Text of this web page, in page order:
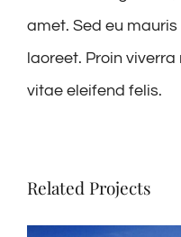
amet. Sed eu
laoreet. Proin
vitae eleifend felis.
Related Projects